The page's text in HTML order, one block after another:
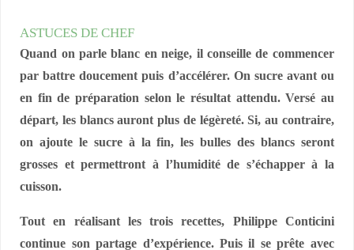
ASTUCES DE CHEF
Quand on parle blanc en neige, il conseille de commencer
par battre doucement puis d’accélérer. On sucre avant ou
en fin de préparation selon le résultat attendu. Versé au
départ, les blancs auront plus de légèreté. Si, au contraire,
on ajoute le sucre à la fin, les bulles des blancs seront
grosses et permettront à l’humidité de s’échapper à la
cuisson.
Tout en réalisant les trois recettes, Philippe Conticini
continue son partage d’expérience. Puis il se prête avec